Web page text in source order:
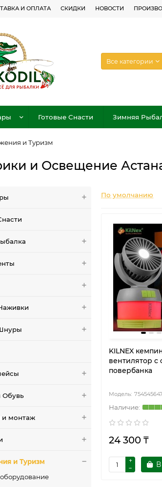
И ОПЛАТА СКИДКИ НОВОСТИ
Все категории
Готовые Снасти Зимняя
и Туризм
и Освещение
Обувь
и монтаж
и Туризм
По умолчанию
KILNEX
вентилятор с
повербанка
24 300 ₸